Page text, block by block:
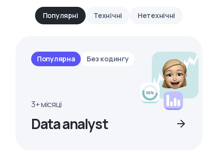
Популярні Технічні Нетехнічні
Популярна Без кодингу
3+ місяці
Data analyst